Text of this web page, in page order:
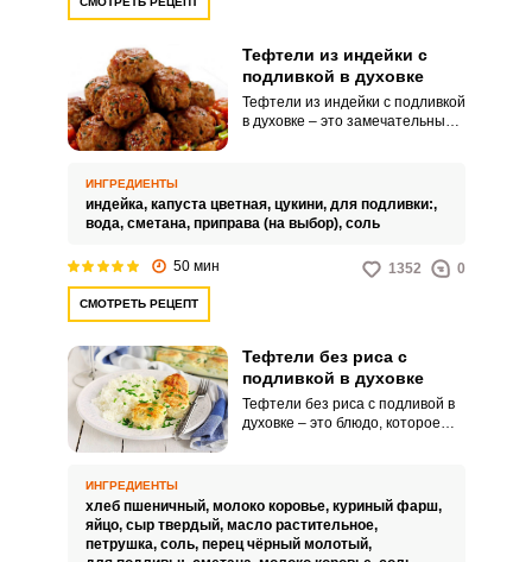
Тефтели из индейки с
подливкой в духовке
Тефтели из индейки с подливкой
в духовке – это замечательный
вкусным, полезным и
диетическим блюдом. Тефтели
готовятся из нежного и
хорошего источника белка и
ИНГРЕДИЕНТЫ
индейка, капуста цветная, цукини, для подливки:,
вода, сметана, приправа (на выбор), соль
50 мин 1352 0
СМОТРЕТЬ РЕЦЕПТ
Тефтели без риса с
подливкой в духовке
Тефтели без риса с подливой в
духовке – это блюдо, которое
изюминка, конечно, –
это подлива.
ИНГРЕДИЕНТЫ
хлеб пшеничный, молоко коровье, куриный фарш,
яйцо, сыр твердый, масло растительное,
петрушка, соль, перец чёрный молотый,
Запомнить меня
ЕЩЕ НЕ ЗАРЕГИСТРИРОВАННЫ?
Забыли пароль?